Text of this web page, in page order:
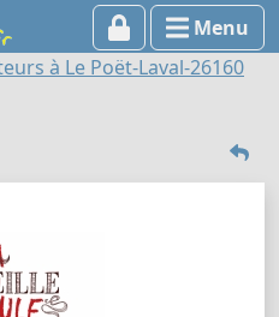
Menu
à Le Poët-Laval-26160